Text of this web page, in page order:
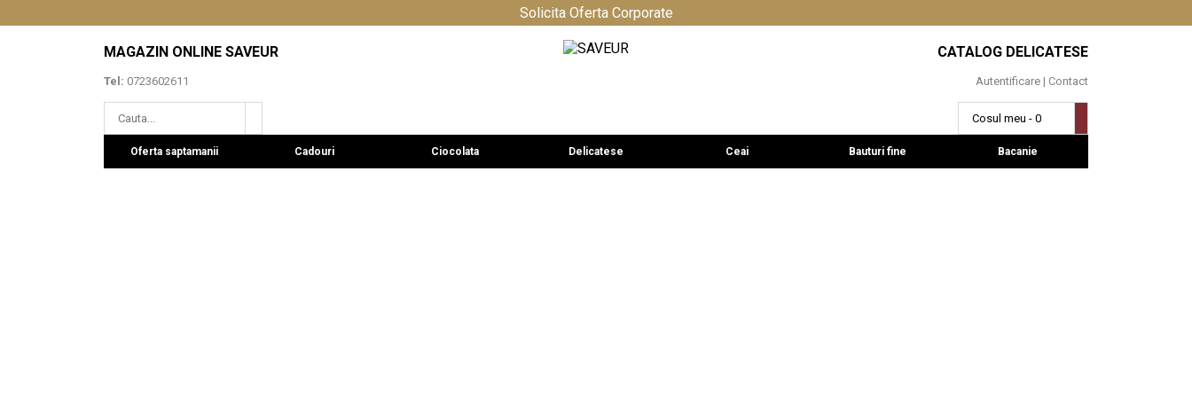
Solicita Oferta Corporate
MAGAZIN ONLINE SAVEUR
Tel: 0723602611
CATALOG DELICATESE
Autentificare | Contact
Cosul meu - 0
Oferta saptamanii Cadouri Ciocolata Delicatese Ceai Bauturi fine Bacanie